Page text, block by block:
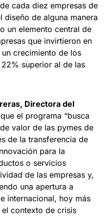
cada diez empresas de
diseño de alguna manera
un elemento central de
que invirtieron en
crecimiento de los
superior al de las
Directora del
el programa “busca
valor de las pymes de
de la transferencia de
para la
o servicios
de las empresas y,
una apertura a
internacional, hoy más
contexto de crisis